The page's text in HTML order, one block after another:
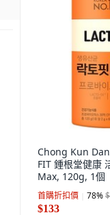
Chong Kun
FIT 鍾根堂健康
Max, 120g, 1個
首購折扣價 78%
$133